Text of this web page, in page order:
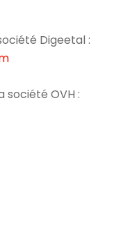
Digeetal :
société OVH :